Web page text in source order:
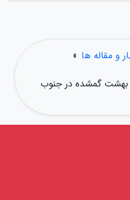
و مقاله ها »
بهشت گمشده در جنوب